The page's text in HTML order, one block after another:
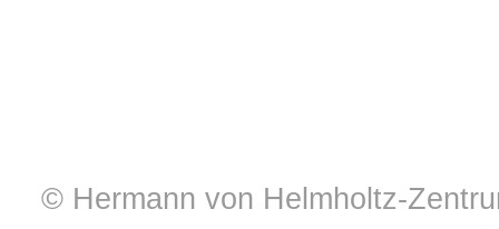
© Hermann von Helmholtz-